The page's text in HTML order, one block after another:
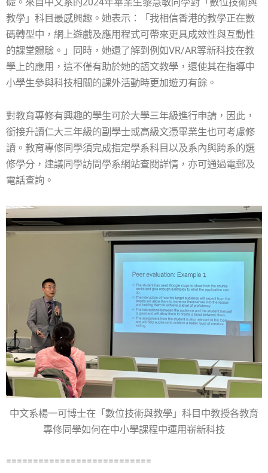
教學」科目最感興趣。她表示：「我相信香港的教學正在數
碼轉型中，網上遊戲及應用程式可帶來更具成效性與互動性
的課堂體驗。」同時，她還了解到例如VR/AR等新科技在教
學上的應用，這不僅有助於她的語文教學，還使其在指導中
小學生參與科技相關的課外活動時更加遊刃有餘。
對教育專修有興趣的學生可於大學三年級進行申請，因此，
銜接升讀仁大三年級的副學士或高級文憑畢業生也可考慮修
讀。教育專修同學須完成指定學系科目以及系內與跨系的選
修學分，建議同學訪問學系網站查閱詳情，亦可通過電郵及
電話查詢。
中文系楊一可博士在「數位技術與教學」科目中教授各教育
專修同學如何在中小學課程中運用嶄新科技
===========================